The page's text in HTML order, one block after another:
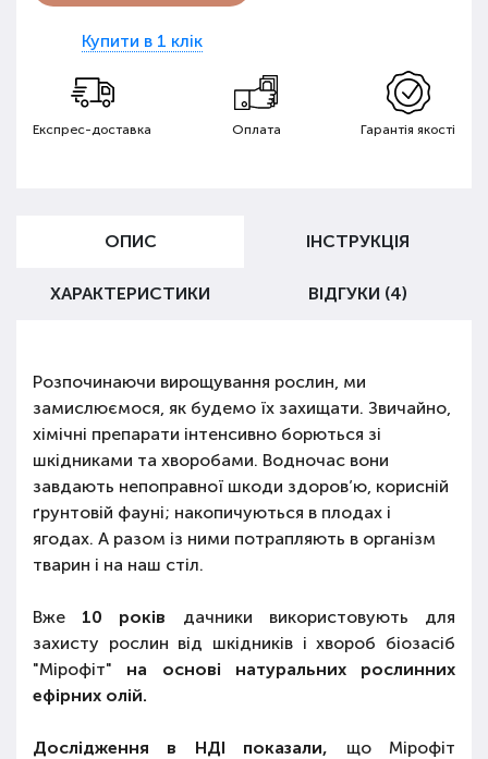
Купити в 1 клік
Експрес-доставка Оплата Гарантія якості
ОПИС ІНСТРУКЦІЯ
ХАРАКТЕРИСТИКИ ВІДГУКИ (4)
Розпочинаючи вирощування рослин, ми
замислюємося, як будемо їх захищати. Звичайно,
хімічні препарати інтенсивно борються зі
шкідниками та хворобами. Водночас вони
завдають непоправної шкоди здоров’ю, корисній
ґрунтовій фауні; накопичуються в плодах і
ягодах. А разом із ними потрапляють в організм
тварин і на наш стіл.
Вже 10 років дачники використовують для
захисту рослин від шкідників і хвороб біозасіб
"Мірофіт" на основі натуральних рослинних
ефірних олій.
Дослідження в НДІ показали, що Мірофіт